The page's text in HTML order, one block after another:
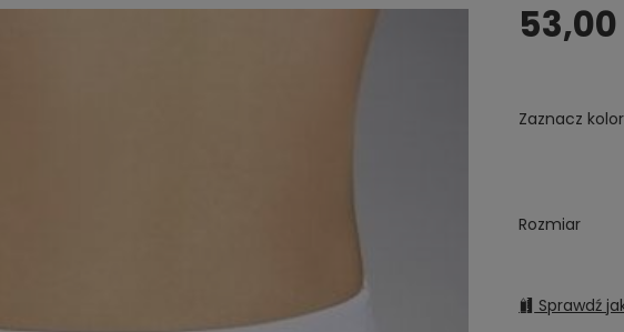
53,00
Zaznacz kolor
Rozmiar
Sprawdź